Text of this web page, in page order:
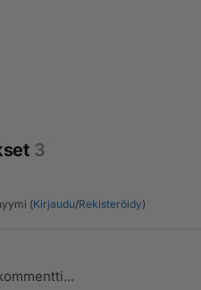
3
(Kirjaudu/Rekisteröidy)